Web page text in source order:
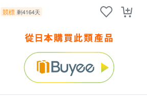
競標 剩4164天